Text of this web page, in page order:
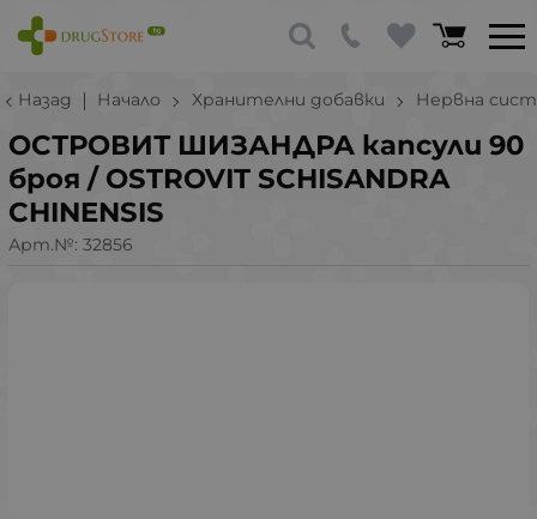
Назад Начало Хранителни добавки Нервна
ОСТРОВИТ ШИЗАНДРА капсули 90
броя / OSTROVIT SCHISANDRA
CHINENSIS
Арт.№: 32856